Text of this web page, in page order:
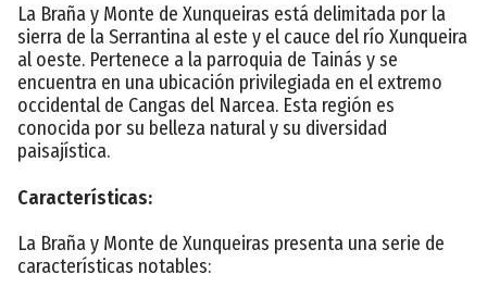
La Braña y Monte de Xunqueiras está delimitada por la
sierra de la Serrantina al este y el cauce del río Xunqueira
al oeste. Pertenece a la parroquia de Tainás y se
encuentra en una ubicación privilegiada en el extremo
occidental de Cangas del Narcea. Esta región es
conocida por su belleza natural y su diversidad
paisajística.
Características:
La Braña y Monte de Xunqueiras presenta una serie de
características notables: